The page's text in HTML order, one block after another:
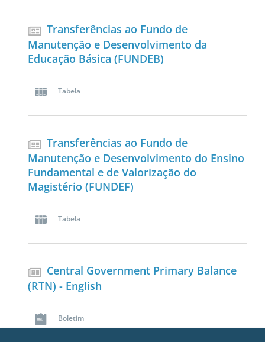
Transferências ao Fundo de
Manutenção e Desenvolvimento da
Educação Básica (FUNDEB)
Tabela
Transferências ao Fundo de
Manutenção e Desenvolvimento do Ensino
Fundamental e de Valorização do
Magistério (FUNDEF)
Tabela
Central Government Primary Balance
(RTN) - English
Boletim